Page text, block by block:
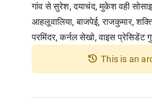
गांव से सुरेश, दयाचंद, मुकेश वही
आहलूवालिया, बाजपेई, राजकुमार,
परमिंदर, कर्नल सेखो, वाइस प्रेसिडेंट
history This is an